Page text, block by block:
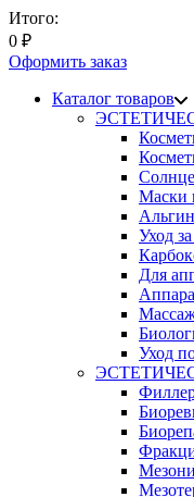
Итого:
0 ₽
Оформить заказ
Каталог товаров
Маски
Уход
Для
Уход